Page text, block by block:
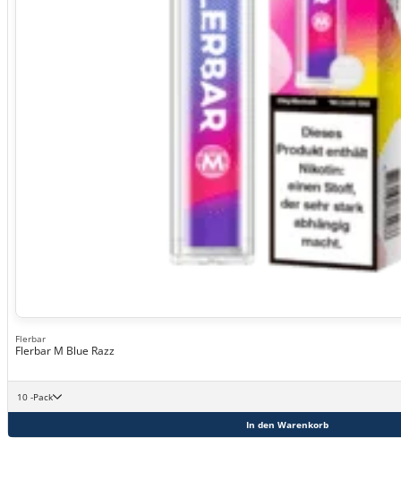
Flerbar
Flerbar M Blue Razz
10 -Pack
In den Warenkorb